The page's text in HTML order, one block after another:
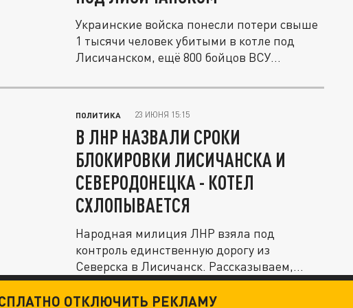
Украинские войска понесли потери свыше
1 тысячи человек убитыми в котле под
Лисичанском, ещё 800 бойцов ВСУ...
ПОЛИТИКА 23 ИЮНЯ 15:15
В ЛНР НАЗВАЛИ СРОКИ
БЛОКИРОВКИ ЛИСИЧАНСКА И
СЕВЕРОДОНЕЦКА - КОТЕЛ
СХЛОПЫВАЕТСЯ
Народная милиция ЛНР взяла под
контроль единственную дорогу из
Северска в Лисичанск. Рассказываем,
что...
ОТКЛЮЧИТЬ РЕКЛАМУ